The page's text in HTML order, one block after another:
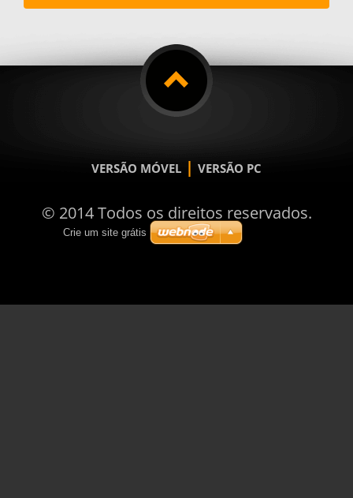
VERSÃO MÓVEL | VERSÃO PC
© 2014 Todos os direitos reservados.
Crie um site grátis